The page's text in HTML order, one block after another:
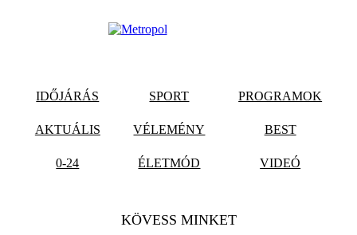
IDŐJÁRÁS SPORT PROGRAMOK
AKTUÁLIS VÉLEMÉNY BEST
0-24 ÉLETMÓD VIDEÓ
KÖVESS MINKET